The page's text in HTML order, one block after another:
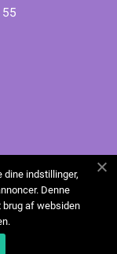
dine indstillinger,
Denne
brug af websiden